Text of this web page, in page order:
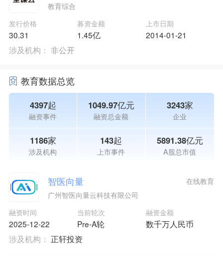
教育综合
发行价格
30.31
募资金额
1.45亿
上市日期
2014-01-21
涉及机构： 非公开
教育数据总览
4397起
融资事件
1049.97亿元
融资总金额
3243家
企业
1186家
涉及机构
143起
上市事件
5891.38亿元
A股总市值
智医向量
广州智医向量云科技有限公司
融资时间
2025-12-22
当前轮次
Pre-A轮
融资金额
数千万人民币
在线教育
涉及机构： 正轩投资